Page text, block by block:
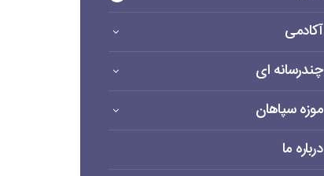
آکادمی
چندرسانه ای
موزه سپاهان
درباره ما